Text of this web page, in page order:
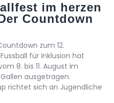
im herzen
Countdown
Countdown zum 12.
für Inklusion hat
8. bis 11. August im
ausgetragen.
richtet sich an Jugendliche